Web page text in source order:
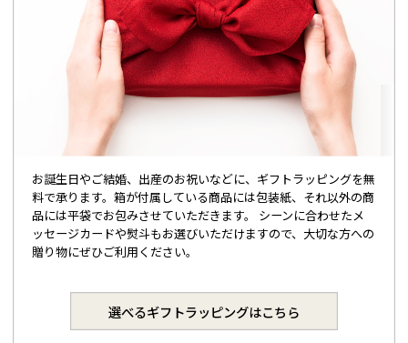
お誕生日やご結婚、出産のお祝いなどに、ギフトラッピングを無
料で承ります。箱が付属している商品には包装紙、それ以外の商
品には平袋でお包みさせていただきます。 シーンに合わせたメ
ッセージカードや熨斗もお選びいただけますので、大切な方への
贈り物にぜひご利用ください。
選べるギフトラッピングはこちら